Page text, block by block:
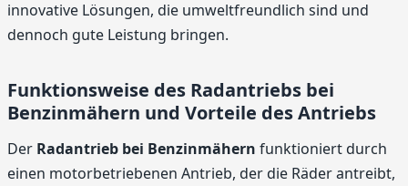
innovative Lösungen, die umweltfreundlich sind und
dennoch gute Leistung bringen.
Funktionsweise des Radantriebs bei
Benzinmähern und Vorteile des Antriebs
Der Radantrieb bei Benzinmähern funktioniert durch
einen motorbetriebenen Antrieb, der die Räder antreibt,